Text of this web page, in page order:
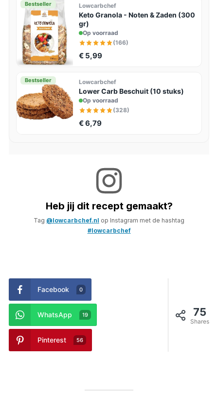
Bestseller Lowcarbchef
Keto Granola - Noten & Zaden (300
gr)
Op voorraad
(166)
€ 5,99
Bestseller Lowcarbchef
Lower Carb Beschuit (10 stuks)
Op voorraad
(328)
€ 6,79
Heb jij dit recept gemaakt?
Tag @lowcarbchef.nl op Instagram met de hashtag
#lowcarbchef
75
Shares
Facebook 0
WhatsApp 19
Pinterest 56